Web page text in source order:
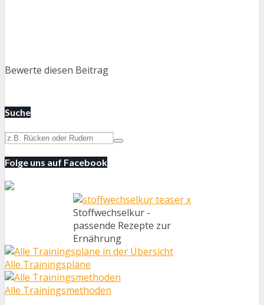
Bewerte diesen Beitrag
Suche
Folge uns auf Facebook
Stoffwechselkur -
passende Rezepte zur
Ernährung
Alle Trainingspläne
Alle Trainingsmethoden